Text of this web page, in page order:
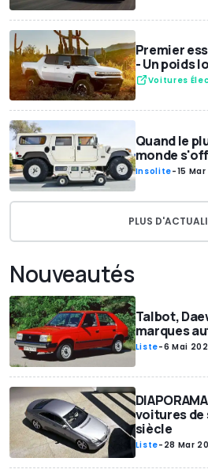
Premier
- Un poids
Voitures
Quand le
monde
Insolite-15
PLUS
Nouveautés
Talbot,
marques
Liste-6 Mai
voitures de
siècle
Liste- 28 Mar